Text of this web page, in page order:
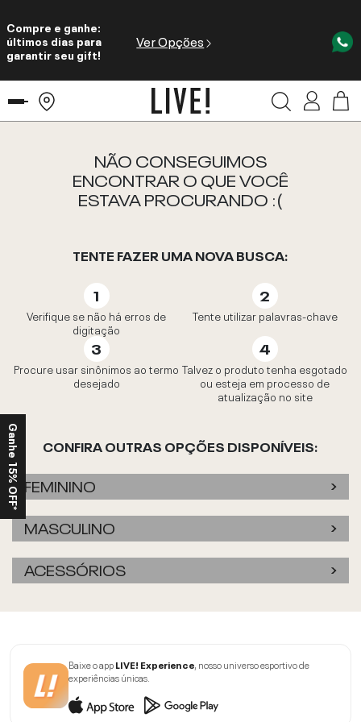
Compre e ganhe:
últimos dias para
garantir seu gift!
Ver Opções
NÃO CONSEGUIMOS
ENCONTRAR O QUE VOCÊ
ESTAVA PROCURANDO :(
TENTE FAZER UMA NOVA BUSCA:
Verifique se não há erros de
digitação
Tente utilizar palavras-chave
Procure usar sinônimos ao termo
desejado
Talvez o produto tenha esgotado
ou esteja em processo de
atualização no site
CONFIRA OUTRAS OPÇÕES DISPONÍVEIS:
FEMININO
MASCULINO
ACESSÓRIOS
Baixe o appLIVE! Experience, nosso universo esportivo de
experiências únicas.
Ganhe 15% OFF*